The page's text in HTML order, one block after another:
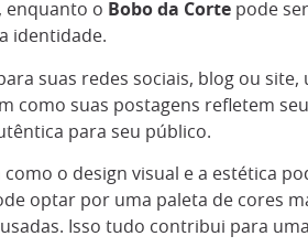
enquanto o Bobo da Corte pode
identidade.
suas redes sociais, blog ou
como suas postagens refletem
para seu público.
o design visual e a estética
optar por uma paleta de cores
Isso tudo contribui para